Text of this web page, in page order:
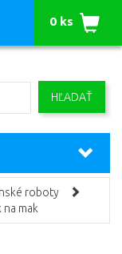
HĽADAŤ
0 ks
roboty
na mak